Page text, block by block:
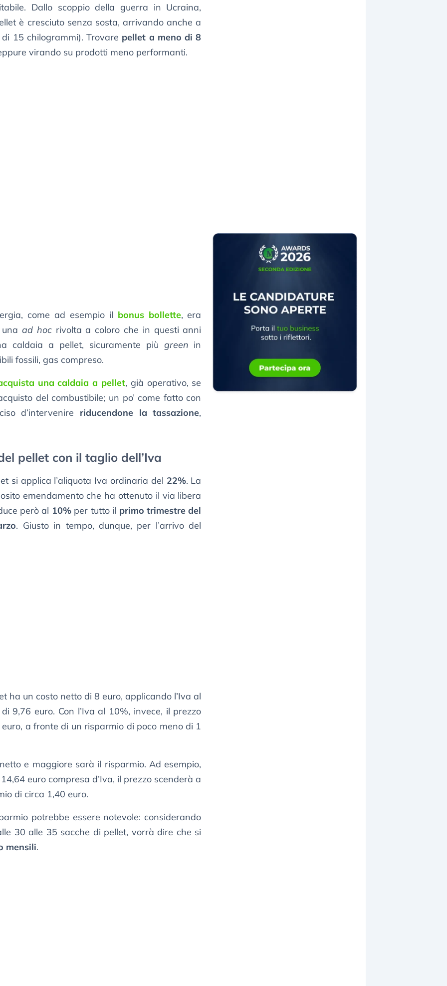
Dallo scoppio della guerra in Ucraina,
è cresciuto senza sosta, arrivando anche a
15 chilogrammi). Trovare pellet a meno di 8
virando su prodotti meno performanti.
come ad esempio il bonus bollette, era
ad hocrivolta a coloro che in questi anni
caldaia a pellet, sicuramente più green in
fossili, gas compreso.
una caldaia a pellet, già operativo, se
del combustibile; un po’ come fatto con
d’intervenire riducendone la tassazione,
pellet con il taglio dell’Iva
si applica l’aliquota Iva ordinaria del 22%. La
emendamento che ha ottenuto il via libera
però al 10%per tutto il primo trimestre del
. Giusto in tempo, dunque, per l’arrivo del
ha un costo netto di 8 euro, applicando l’Iva al
9,76 euro. Con l’Iva al 10%, invece, il prezzo
a fronte di un risparmio di poco meno di 1
e maggiore sarà il risparmio. Ad esempio,
euro compresa d’Iva, il prezzo scenderà a
di circa 1,40 euro.
potrebbe essere notevole: considerando
30 alle 35 sacche di pellet, vorrà dire che si
mensili.